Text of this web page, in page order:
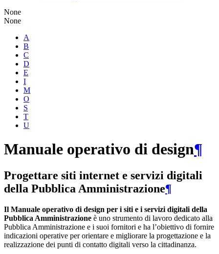
None
None
A
B
C
D
E
I
M
O
S
T
U
Manuale operativo di design¶
Progettare siti internet e servizi digitali
della Pubblica Amministrazione¶
Il Manuale operativo di design per i siti e i servizi digitali della
Pubblica Amministrazione è uno strumento di lavoro dedicato alla
Pubblica Amministrazione e i suoi fornitori e ha l’obiettivo di fornire
indicazioni operative per orientare e migliorare la progettazione e la
realizzazione dei punti di contatto digitali verso la cittadinanza.